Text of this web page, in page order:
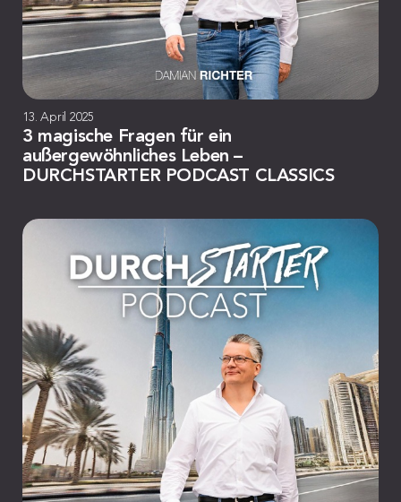
13. April 2025
3 magische Fragen für ein
außergewöhnliches Leben –
DURCHSTARTER PODCAST CLASSICS